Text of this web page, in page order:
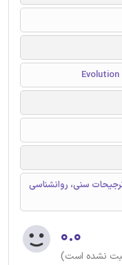
سنی، روانشناسی
۰.۰
ثبت نشده است)